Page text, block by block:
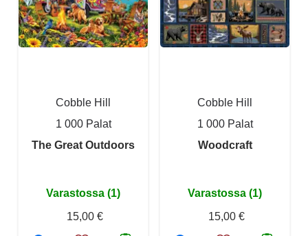
Cobble Hill
1 000 Palat
The Great Outdoors
Varastossa (1)
15,00 €
Cobble Hill
1 000 Palat
Woodcraft
Varastossa (1)
15,00 €